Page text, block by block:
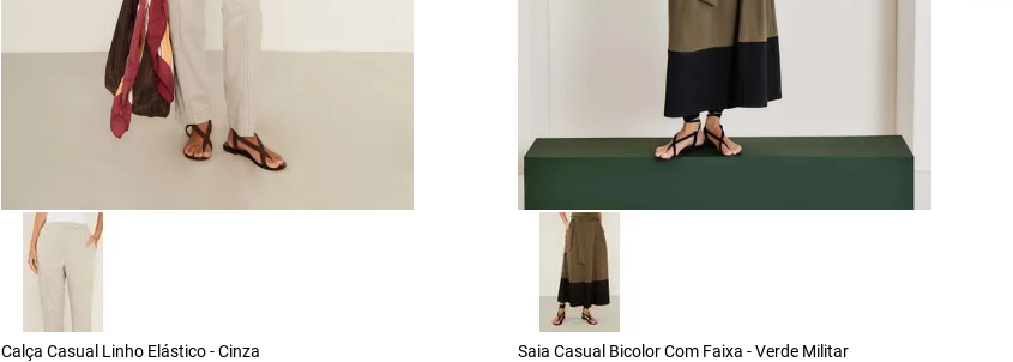
Calça Casual Linho Elástico - Cinza Saia Casual Bicolor Com Faixa - Verde Militar